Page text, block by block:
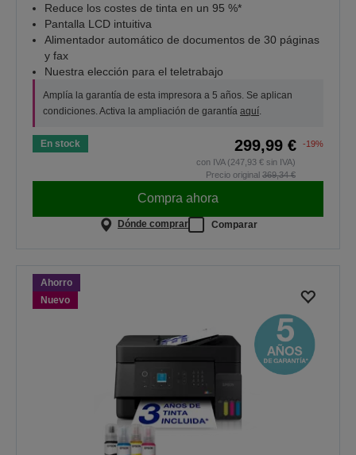
Reduce los costes de tinta en un 95 %*
Pantalla LCD intuitiva
Alimentador automático de documentos de 30 páginas
y fax
Nuestra elección para el teletrabajo
Amplía la garantía de esta impresora a 5 años. Se aplican
condiciones. Activa la ampliación de garantía aquí
En stock 299,99 €
-19%
con IVA (247,93 € sin IVA)
Precio original 369,34 €
Compra ahora
Dónde comprar Comparar
Ahorro
Nuevo